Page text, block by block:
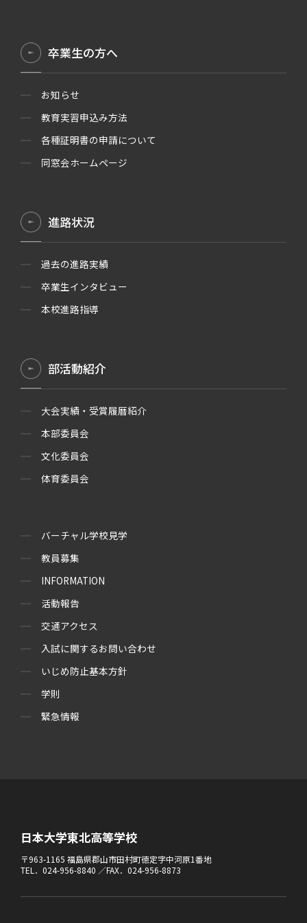
卒業生の方へ
お知らせ
教育実習申込み方法
各種証明書の申請について
同窓会ホームページ
進路状況
過去の進路実績
卒業生インタビュー
本校進路指導
部活動紹介
大会実績・受賞履暦紹介
本部委員会
文化委員会
体育委員会
バーチャル学校見学
教員募集
INFORMATION
活動報告
交通アクセス
入試に関するお問い合わせ
いじめ防止基本方針
学則
緊急情報
日本大学東北高等学校
〒963-1165 福島県郡山市田村町徳定字中河原1番地
TEL．024-956-8840 ／FAX．024-956-8873